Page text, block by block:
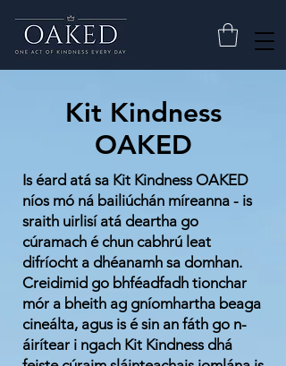
Kit Kindness
OAKED
Is éard atá sa Kit Kindness OAKED
níos mó ná bailiúchán míreanna - is
sraith uirlisí atá deartha go
cúramach é chun cabhrú leat
difríocht a dhéanamh sa domhan.
Creidimid go bhféadfadh tionchar
mór a bheith ag gníomhartha beaga
cineálta, agus is é sin an fáth go n-
áirítear i ngach Kit Kindness dhá